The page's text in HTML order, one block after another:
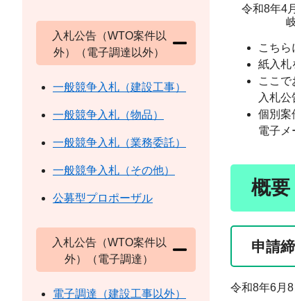
令和8年4
岐阜県
こちら
紙入札
ここで
入札
個別案
電子メ
概要
申請
令和8年6月8
入札公告（WTO案件以
外）（電子調達以外）
一般競争入札（建設工事）
一般競争入札（物品）
一般競争入札（業務委託）
一般競争入札（その他）
公募型プロポーザル
入札公告（WTO案件以
外）（電子調達）
電子調達（建設工事以外）